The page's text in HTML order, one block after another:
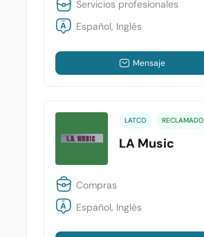
Servicios profesionales
Español, Inglés
Mensaje
LATCO RECLAMADO
LA Music
Compras
Español, Inglés